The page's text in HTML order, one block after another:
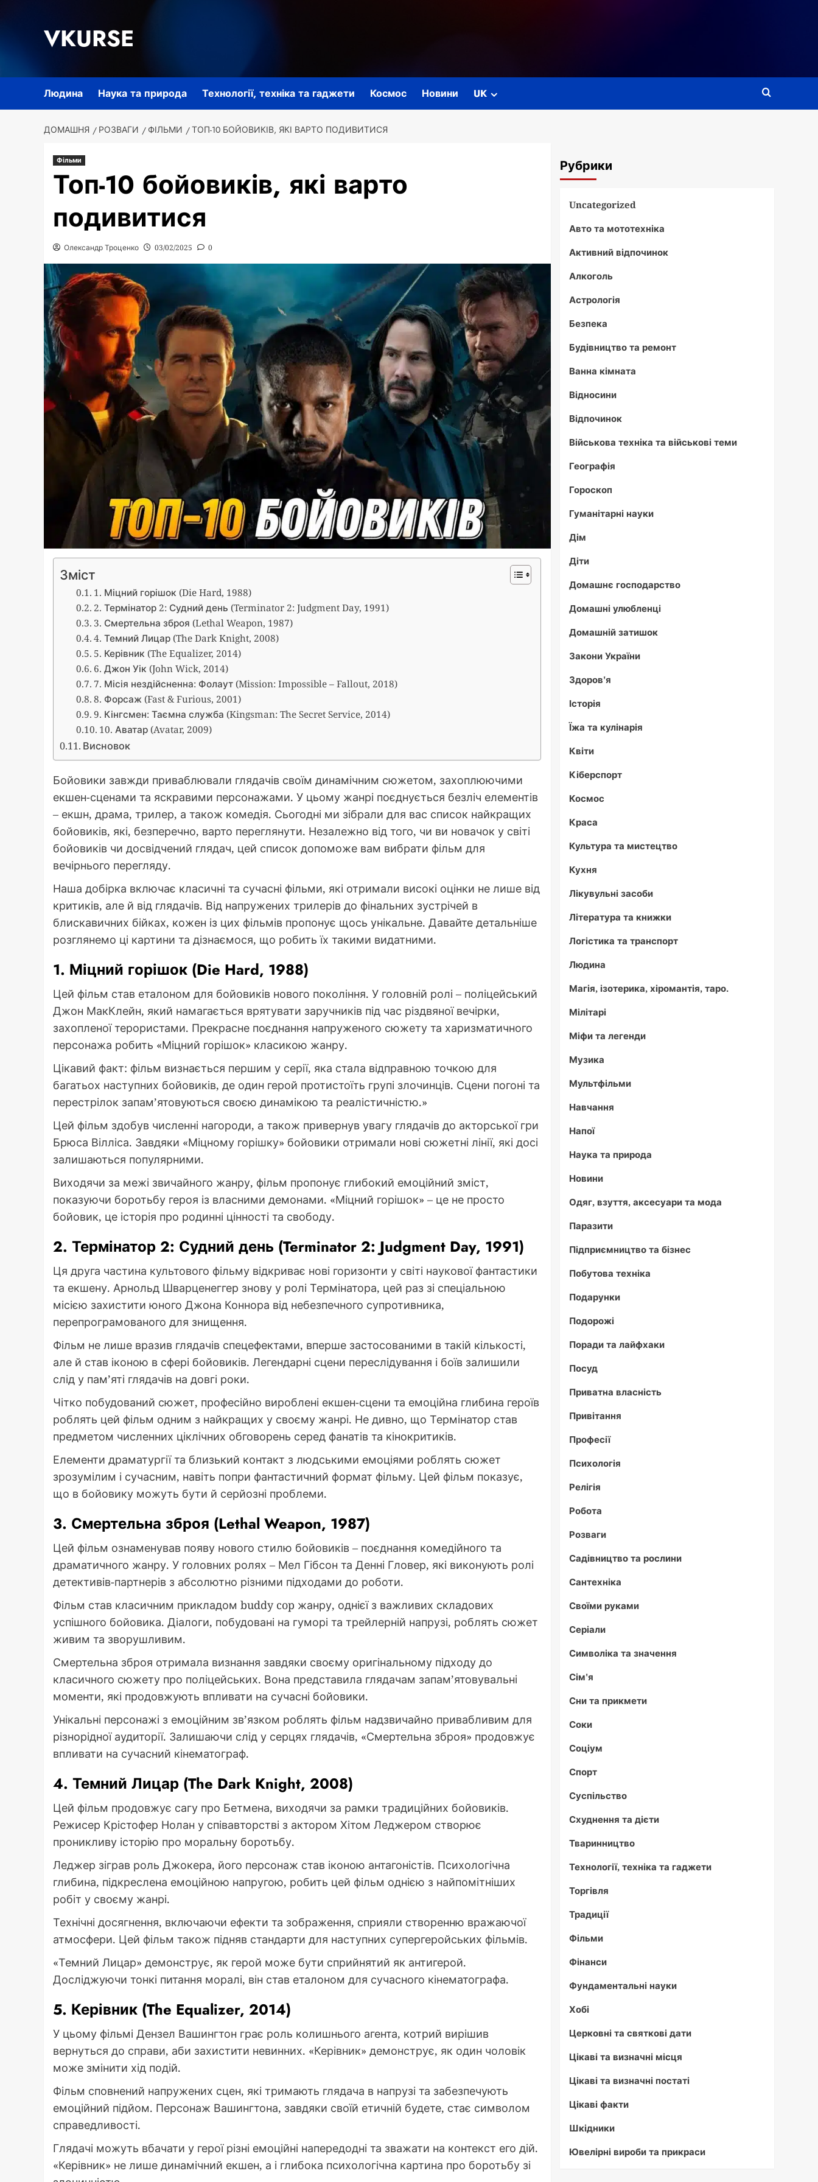
VKURSE
Людина Наука та природа Технології, техніка та гаджети Космос Новини UK
ДОМАШНЯ РОЗВАГИ ФІЛЬМИ ТОП-10 БОЙОВИКІВ, ЯКІ ВАРТО ПОДИВИТИСЯ
Фільми
Топ-10 бойовиків, які варто
подивитися
Олександр Троценко 03/02/2025 0
Зміст
1. Міцний горішок (Die Hard, 1988)
2. Термінатор 2: Судний день (Terminator 2: Judgment Day, 1991)
3. Смертельна зброя (Lethal Weapon, 1987)
4. Темний Лицар (The Dark Knight, 2008)
5. Керівник (The Equalizer, 2014)
6. Джон Уік (John Wick, 2014)
7. Місія нездійсненна: Фолаут (Mission: Impossible – Fallout, 2018)
8. Форсаж (Fast & Furious, 2001)
9. Кінгсмен: Таємна служба (Kingsman: The Secret Service, 2014)
10. Аватар (Avatar, 2009)
Висновок
Бойовики завжди приваблювали глядачів своїм динамічним сюжетом, захоплюючими
екшен-сценами та яскравими персонажами. У цьому жанрі поєднується безліч елементів
– екшн, драма, трилер, а також комедія. Сьогодні ми зібрали для вас список найкращих
бойовиків, які, безперечно, варто переглянути. Незалежно від того, чи ви новачок у світі
бойовиків чи досвідчений глядач, цей список допоможе вам вибрати фільм для
вечірнього перегляду.
Наша добірка включає класичні та сучасні фільми, які отримали високі оцінки не лише від
критиків, але й від глядачів. Від напружених трилерів до фінальних зустрічей в
блискавичних бійках, кожен із цих фільмів пропонує щось унікальне. Давайте детальніше
розглянемо ці картини та дізнаємося, що робить їх такими видатними.
1. Міцний горішок (Die Hard, 1988)
Цей фільм став еталоном для бойовиків нового покоління. У головній ролі – поліцейський
Джон МакКлейн, який намагається врятувати заручників під час різдвяної вечірки,
захопленої терористами. Прекрасне поєднання напруженого сюжету та харизматичного
персонажа робить «Міцний горішок» класикою жанру.
Цікавий факт: фільм визнається першим у серії, яка стала відправною точкою для
багатьох наступних бойовиків, де один герой протистоїть групі злочинців. Сцени погоні та
перестрілок запам’ятовуються своєю динамікою та реалістичністю.»
Цей фільм здобув численні нагороди, а також привернув увагу глядачів до акторської гри
Брюса Вілліса. Завдяки «Міцному горішку» бойовики отримали нові сюжетні лінії, які досі
залишаються популярними.
Виходячи за межі звичайного жанру, фільм пропонує глибокий емоційний зміст,
показуючи боротьбу героя із власними демонами. «Міцний горішок» – це не просто
бойовик, це історія про родинні цінності та свободу.
2. Термінатор 2: Судний день (Terminator 2: Judgment Day, 1991)
Ця друга частина культового фільму відкриває нові горизонти у світі наукової фантастики
та екшену. Арнольд Шварценеггер знову у ролі Термінатора, цей раз зі спеціальною
місією захистити юного Джона Коннора від небезпечного супротивника,
перепрограмованого для знищення.
Фільм не лише вразив глядачів спецефектами, вперше застосованими в такій кількості,
але й став іконою в сфері бойовиків. Легендарні сцени переслідування і боїв залишили
слід у пам’яті глядачів на довгі роки.
Чітко побудований сюжет, професійно вироблені екшен-сцени та емоційна глибина героїв
роблять цей фільм одним з найкращих у своєму жанрі. Не дивно, що Термінатор став
предметом численних ціклічних обговорень серед фанатів та кінокритиків.
Елементи драматургії та близький контакт з людськими емоціями роблять сюжет
зрозумілим і сучасним, навіть попри фантастичний формат фільму. Цей фільм показує,
що в бойовику можуть бути й серйозні проблеми.
3. Смертельна зброя (Lethal Weapon, 1987)
Цей фільм ознаменував появу нового стилю бойовиків – поєднання комедійного та
драматичного жанру. У головних ролях – Мел Гібсон та Денні Гловер, які виконують ролі
детективів-партнерів з абсолютно різними підходами до роботи.
Фільм став класичним прикладом buddy cop жанру, однієї з важливих складових
успішного бойовика. Діалоги, побудовані на гуморі та трейлерній напрузі, роблять сюжет
живим та зворушливим.
Смертельна зброя отримала визнання завдяки своєму оригінальному підходу до
класичного сюжету про поліцейських. Вона представила глядачам запам’ятовувальні
моменти, які продовжують впливати на сучасні бойовики.
Унікальні персонажі з емоційним зв’язком роблять фільм надзвичайно привабливим для
різнорідної аудиторії. Залишаючи слід у серцях глядачів, «Смертельна зброя» продовжує
впливати на сучасний кінематограф.
4. Темний Лицар (The Dark Knight, 2008)
Цей фільм продовжує сагу про Бетмена, виходячи за рамки традиційних бойовиків.
Режисер Крістофер Нолан у співавторстві з актором Хітом Леджером створює
проникливу історію про моральну боротьбу.
Леджер зіграв роль Джокера, його персонаж став іконою антагоністів. Психологічна
глибина, підкреслена емоційною напругою, робить цей фільм однією з найпомітніших
робіт у своєму жанрі.
Технічні досягнення, включаючи ефекти та зображення, сприяли створенню вражаючої
атмосфери. Цей фільм також підняв стандарти для наступних супергеройських фільмів.
«Темний Лицар» демонструє, як герой може бути сприйнятий як антигерой.
Досліджуючи тонкі питання моралі, він став еталоном для сучасного кінематографа.
5. Керівник (The Equalizer, 2014)
У цьому фільмі Дензел Вашингтон грає роль колишнього агента, котрий вирішив
вернуться до справи, аби захистити невинних. «Керівник» демонструє, як один чоловік
може змінити хід подій.
Фільм сповнений напружених сцен, які тримають глядача в напрузі та забезпечують
емоційний підйом. Персонаж Вашингтона, завдяки своїй етичній будете, стає символом
справедливості.
Глядачі можуть вбачати у герої різні емоційні напередодні та зважати на контекст его дій.
«Керівник» не лише динамічний екшен, а і глибока психологічна картина про боротьбу зі
Рубрики
Uncategorized
Авто та мототехніка
Активний відпочинок
Алкоголь
Астрологія
Безпека
Будівництво та ремонт
Ванна кімната
Відносини
Відпочинок
Військова техніка та військові теми
Географія
Гороскоп
Гуманітарні науки
Дім
Діти
Домашнє господарство
Домашні улюбленці
Домашній затишок
Закони України
Здоров'я
Історія
Їжа та кулінарія
Квіти
Кіберспорт
Космос
Краса
Культура та мистецтво
Кухня
Лікувульні засоби
Література та книжки
Логістика та транспорт
Людина
Магія, ізотерика, хіромантія, таро.
Мілітарі
Міфи та легенди
Музика
Мультфільми
Навчання
Напої
Наука та природа
Новини
Одяг, взуття, аксесуари та мода
Паразити
Підприємництво та бізнес
Побутова техніка
Подарунки
Подорожі
Поради та лайфхаки
Посуд
Приватна власність
Привітання
Професії
Психологія
Релігія
Робота
Розваги
Садівництво та рослини
Сантехніка
Своїми руками
Серіали
Символіка та значення
Сім'я
Сни та прикмети
Соки
Соціум
Спорт
Суспільство
Схуднення та дієти
Тваринництво
Технології, техніка та гаджети
Торгівля
Традиції
Фільми
Фінанси
Фундаментальні науки
Хобі
Церковні та святкові дати
Цікаві та визначні місця
Цікаві та визначні постаті
Цікаві факти
Шкідники
Ювелірні вироби та прикраси